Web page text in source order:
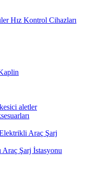
Hız Kontrol Cihazları
aletler
Araç Şarj
Araç Şarj İstasyonu